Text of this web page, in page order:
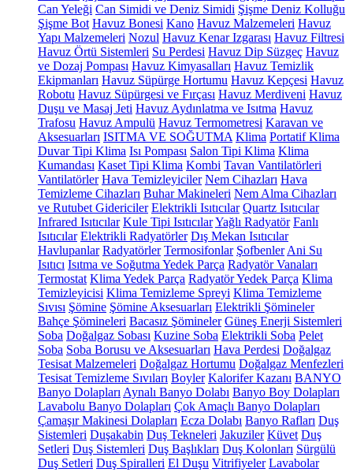
Can Yeleği Can Simidi ve Deniz Simidi Şişme Deniz Kolluğu
Şişme Bot Havuz Bonesi Kano Havuz Malzemeleri Havuz
Yapı Malzemeleri Nozul Havuz Kenar Izgarası Havuz Filtresi
Havuz Örtü Sistemleri Su Perdesi Havuz Dip Süzgeç Havuz
ve Dozaj Pompası Havuz Kimyasalları Havuz Temizlik
Ekipmanları Havuz Süpürge Hortumu Havuz Kepçesi Havuz
Robotu Havuz Süpürgesi ve Fırçası Havuz Merdiveni Havuz
Duşu ve Masaj Jeti Havuz Aydınlatma ve Isıtma Havuz
Trafosu Havuz Ampulü Havuz Termometresi Karavan ve
Aksesuarları ISITMA VE SOĞUTMA Klima Portatif Klima
Duvar Tipi Klima Isı Pompası Salon Tipi Klima Klima
Kumandası Kaset Tipi Klima Kombi Tavan Vantilatörleri
Vantilatörler Hava Temizleyiciler Nem Cihazları Hava
Temizleme Cihazları Buhar Makineleri Nem Alma Cihazları
ve Rutubet Gidericiler Elektrikli Isıtıcılar Quartz Isıtıcılar
Infrared Isıtıcılar Kule Tipi IsıtıcılarYağlı Radyatör Fanlı
Isıtıcılar Elektrikli Radyatörler Dış Mekan Isıtıcılar
Havlupanlar Radyatörler Termosifonlar Şofbenler Ani Su
Isıtıcı Isıtma ve Soğutma Yedek Parça Radyatör Vanaları
Termostat Klima Yedek Parça Radyatör Yedek Parça Klima
Temizleyicisi Klima Temizleme Spreyi Klima Temizleme
Sıvısı Şömine Şömine Aksesuarları Elektrikli Şömineler
Bahçe Şömineleri Bacasız Şömineler Güneş Enerji Sistemleri
Soba Doğalgaz Sobası Kuzine Soba Elektrikli Soba Pelet
Soba Soba Borusu ve Aksesuarları Hava Perdesi Doğalgaz
Tesisat Malzemeleri Doğalgaz Hortumu Doğalgaz Menfezleri
Tesisat Temizleme Sıvıları Boyler Kalorifer Kazanı BANYO
Banyo Dolapları Aynalı Banyo Dolabı Banyo Boy Dolapları
Lavabolu Banyo Dolapları Çok Amaçlı Banyo Dolapları
Çamaşır Makinesi Dolapları Ecza Dolabı Banyo Rafları Duş
Sistemleri Duşakabin Duş Tekneleri Jakuziler Küvet Duş
Setleri Duş Sistemleri Duş Başlıkları Duş Kolonları Sürgülü
Duş Setleri Duş Spiralleri El Duşu Vitrifiyeler Lavabolar